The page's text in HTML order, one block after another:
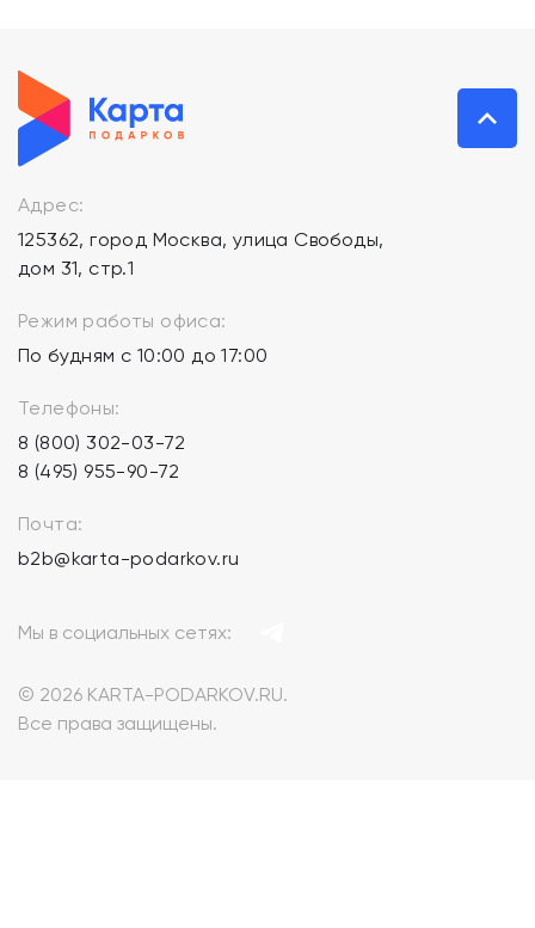
Адрес:
125362, город Москва, улица Свободы,
дом 31, стр.1
Режим работы офиса:
По будням с 10:00 до 17:00
Телефоны:
8 (800) 302-03-72
8 (495) 955-90-72
Почта:
b2b@karta-podarkov.ru
© 2026 KARTA-PODARKOV.RU.
Все права защищены.
Мы в социальных сетях: